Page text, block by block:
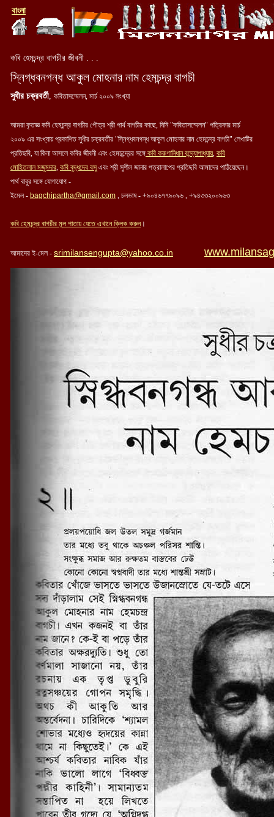
কবি হেমচন্দ্র বাগচীর জীবনী . . .
স্নিগ্ধবনগন্ধ আকুল মোহনার নাম হেমচন্দ্র বাগচী
সুধীর চক্রবর্তী, কবিতাসম্মেলন, মার্চ ২০০৯ সংখ্যা
আমরা কৃতজ্ঞ কবি হেমচন্দ্র বাগচীর পৌত্র শ্রী পার্থ বাগচীর কাছে, যিনি "কবিতাসম্মেলন" পত্রিকার মার্চ
২০০৯ এর সংখ্যায় প্রকাশিত সুধীর চক্রবর্তীর "স্নিগ্ধবনগন্ধ আকুল মোহনার নাম হেমচন্দ্র বাগচী" লেখাটির
প্রতিছবি, যা কিনা আসলে কবির জীবনী এবং হেমচন্দ্রের সঙ্গে কবি করুণানিধানবন্দ্যোপাধ্যায়, কবি
মোহিতলাল মজুমদার, কবি বুদ্ধদেব বসু এবং শ্রী সুশীল জানার পত্রালাপের প্রতিছবি আমাদের পাঠিয়েছেন।
পার্থ বাবুর সঙ্গে যোগাযোগ -
ইমেল - bagchipartha@gmail.com , চলভাষ - +৯০৪৬৭৭৯০৯৬ , +৯৪৩৩২০০৯৬৩
কবি হেমচন্দ্র বাগচীর মূল পাতায় যেতে এখানে ক্লিক করুন।
আমাদের ই-মেল - srimilansengupta@yahoo.co.in
বাংলা